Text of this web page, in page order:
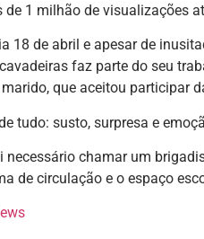
1 milhão de visualizações
18 de abril e apesar de
faz parte do seu
que aceitou participar
tudo: susto, surpresa e
necessário chamar um
de circulação e o espaço